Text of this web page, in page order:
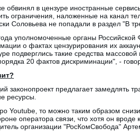
обвинял в цензуре иностранные
ограничения, наложенные на канал
Соловьева не попадали в раздел "В
уполномоченные органы
о фактах цензурирования их
подверглись такие средства
20 фактов дискриминации", -
законопроект предлагает
ресурсы.
Youtube, то можно таким образом
оператора связи, что хотя он
организации "РосКомСвобода"